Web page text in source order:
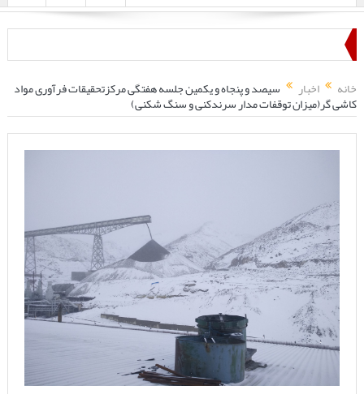
خانه اخبار سیصد و پنجاه و یکمین جلسه هفتگی مرکزتحقیقات فرآوری مواد
کاشی گر(میزان توقفات مدار سرندکنی و سنگ شکنی)